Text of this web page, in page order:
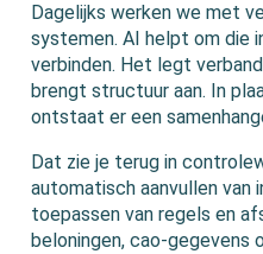
Dagelijks werken we met
systemen. AI helpt om die
verbinden. Het legt
brengt structuur aan. In
ontstaat er een
Dat zie je terug in
automatisch aanvullen
toepassen van regels en
beloningen, cao-gegevens